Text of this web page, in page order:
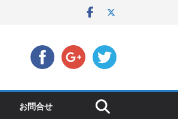
お問合せ